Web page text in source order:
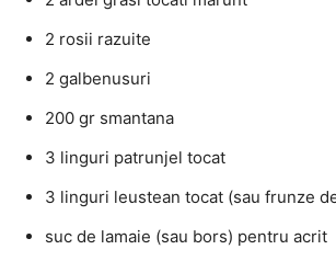
2 rosii razuite
2 galbenusuri
200 gr smantana
3 linguri patrunjel tocat
3 linguri leustean tocat (sau frunze
suc de lamaie (sau bors) pentru acrit